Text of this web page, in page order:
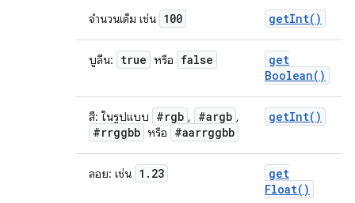
จำนวนเต็ม เช่น 100 getInt( )
บูลีน: true หรือ false
get
Boolean( )
สี: ในรูปแบบ #rgb , #argb ,
#rrggbb หรือ #aarrggbb
getInt( )
ลอย: เช่น 1 . 23
get
Float( )